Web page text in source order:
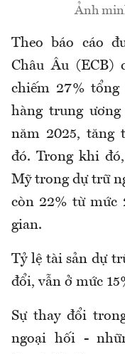
Ảnh
Theo báo cáo
Châu Âu (ECB)
chiếm 27%
hàng trung
năm 2025, tăng
đó. Trong khi
Mỹ trong dự trữ
còn 22% từ mức
gian.
Tỷ lệ tài sản dự
đổi, vẫn ở mức
Sự thay đổi
ngoại hối -